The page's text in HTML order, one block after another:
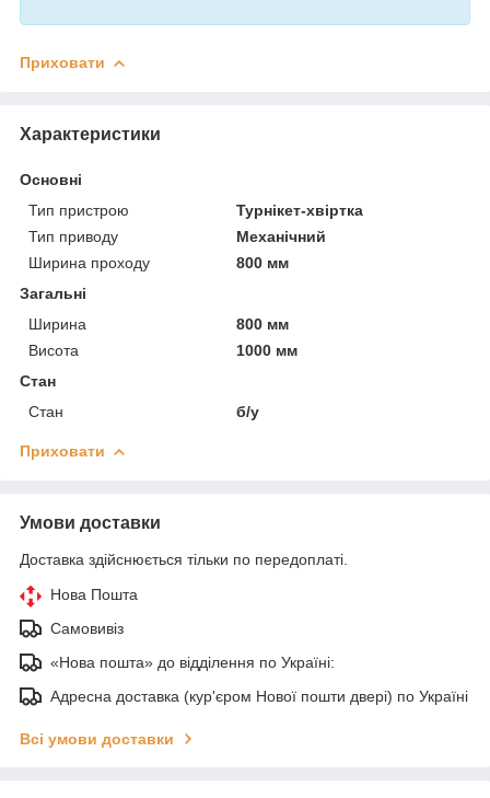
Приховати
Характеристики
Основні
Тип пристрою
Турнікет-хвіртка
Тип приводу
Механічний
Ширина проходу
800 мм
Загальні
Ширина
800 мм
Висота
1000 мм
Стан
Стан
б/у
Приховати
Умови доставки
Доставка здійснюється тільки по передоплаті.
Нова Пошта
Самовивіз
«Нова пошта» до відділення по Україні:
Адресна доставка (кур'єром Нової пошти двері) по Україні
Всі умови доставки